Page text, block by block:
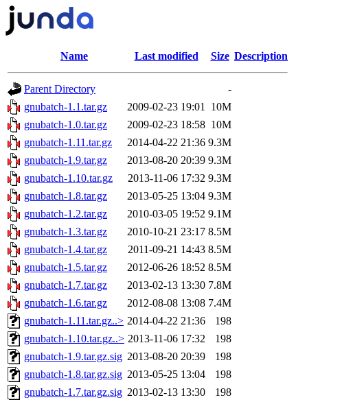
Name Last modified Size Description
Parent Directory
-
gnubatch-1.1.tar.gz
2009-02-23 19:01
10M
gnubatch-1.0.tar.gz
2009-02-23 18:58 10M
gnubatch-1.11.tar.gz
2014-04-22 21:36 9.3M
gnubatch-1.9.tar.gz
2013-08-20 20:39 9.3M
gnubatch-1.10.tar.gz
2013-11-06 17:32 9.3M
gnubatch-1.8.tar.gz
2013-05-25 13:04 9.3M
gnubatch-1.2.tar.gz
2010-03-05 19:52 9.1M
gnubatch-1.3.tar.gz
2010-10-21 23:17 8.5M
gnubatch-1.4.tar.gz
2011-09-21 14:43 8.5M
gnubatch-1.5.tar.gz
2012-06-26 18:52 8.5M
gnubatch-1.7.tar.gz
2013-02-13 13:30 7.8M
gnubatch-1.6.tar.gz
2012-08-08 13:08 7.4M
gnubatch-1.11.tar.gz..> 2014-04-22 21:36
198
gnubatch-1.10.tar.gz..> 2013-11-06 17:32
198
gnubatch-1.9.tar.gz.sig 2013-08-20 20:39
198
gnubatch-1.8.tar.gz.sig 2013-05-25 13:04
198
gnubatch-1.7.tar.gz.sig 2013-02-13 13:30
198